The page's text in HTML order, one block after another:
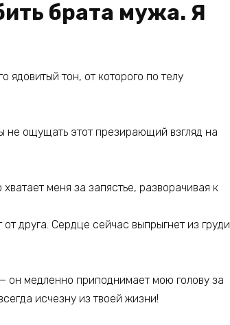
брата мужа. Я
ядовитый тон, от которого по телу
не ощущать этот презирающий взгляд на
меня за запястье, разворачивая к
друга. Сердце сейчас выпрыгнет из груди
он медленно приподнимает мою голову за
исчезну из твоей жизни!